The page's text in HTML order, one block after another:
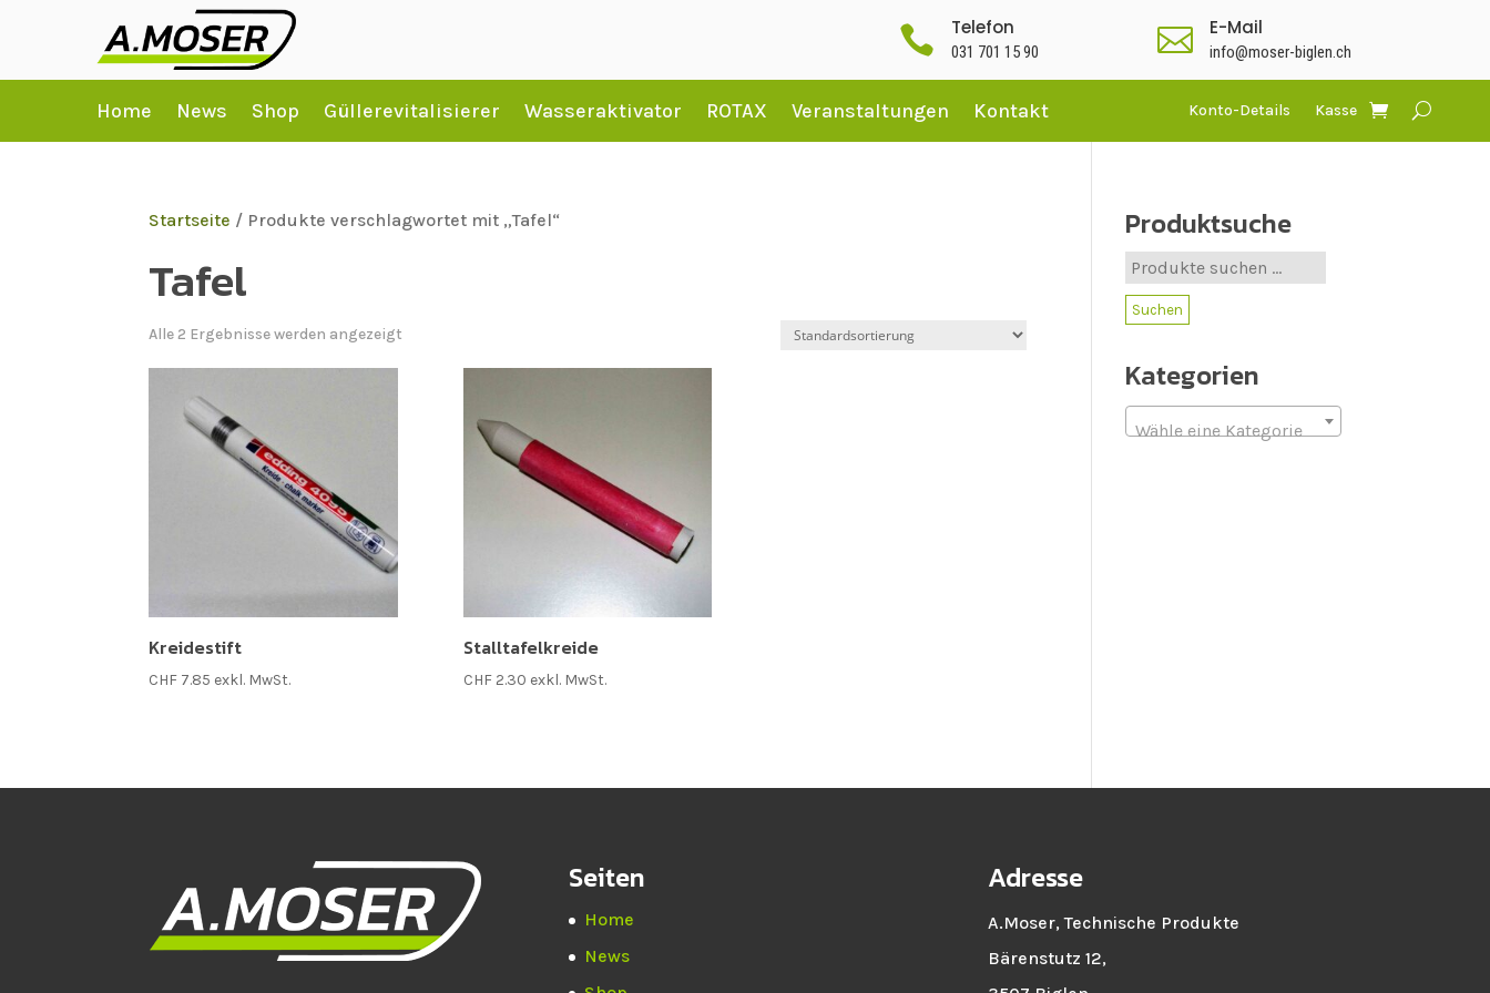
 Telefon
031 701 15 90  E-Mail
info@moser-biglen.ch
Home News Shop Güllerevitalisierer Wasseraktivator ROTAX Veranstaltungen Kontakt Konto-Details Kasse
Startseite / Produkte verschlagwortet mit „Tafel“
Tafel
Alle 2 Ergebnisse werden angezeigt
Kreidestift
CHF 7.85 exkl. MwSt.
Stalltafelkreide
CHF2.30 exkl. MwSt.
Produktsuche
Suche
nach:
Suchen
Kategorien
Wähle eine Kategorie
Seiten
Home
News
Adresse
A.Moser, Technische Produkte
Bärenstutz 12,